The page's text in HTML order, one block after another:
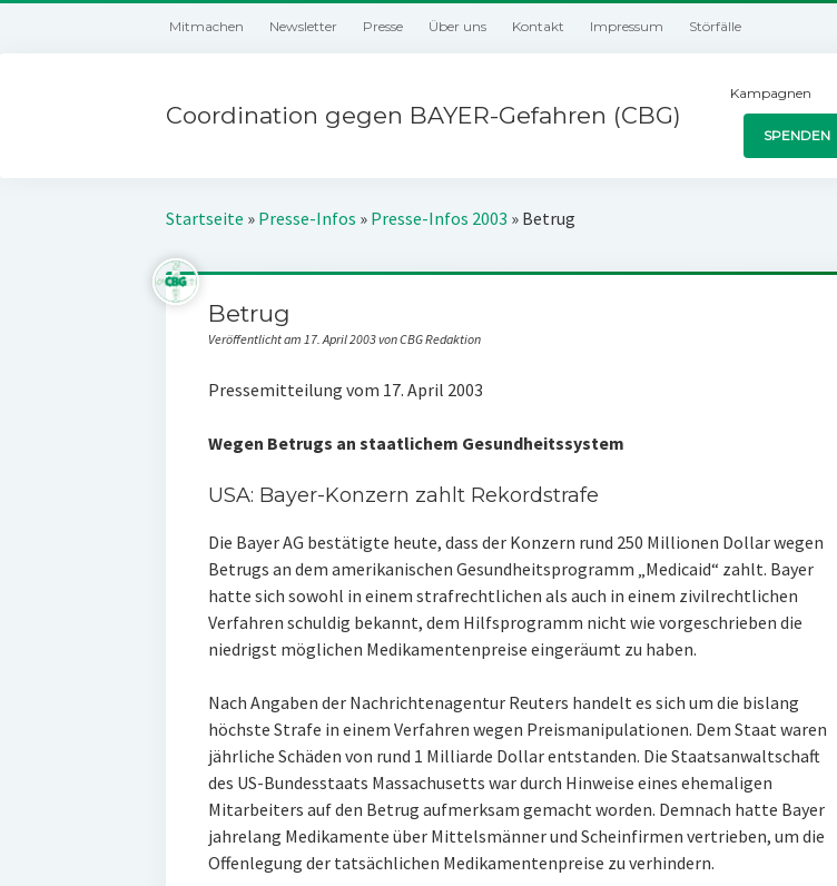
Mitmachen Newsletter Presse Über uns Kontakt Impressum Störfälle
Coordination gegen BAYER-Gefahren (CBG)
Kampagnen
SPENDEN
Startseite » Presse-Infos » Presse-Infos 2003 » Betrug
Betrug
Veröffentlicht am 17. April 2003 von CBG Redaktion
Pressemitteilung vom 17. April 2003
Wegen Betrugs an staatlichem Gesundheitssystem
USA: Bayer-Konzern zahlt Rekordstrafe
Die Bayer AG bestätigte heute, dass der Konzern rund 250 Millionen Dollar wegen
Betrugs an dem amerikanischen Gesundheitsprogramm „Medicaid“ zahlt. Bayer
hatte sich sowohl in einem strafrechtlichen als auch in einem zivilrechtlichen
Verfahren schuldig bekannt, dem Hilfsprogramm nicht wie vorgeschrieben die
niedrigst möglichen Medikamentenpreise eingeräumt zu haben.
Nach Angaben der Nachrichtenagentur Reuters handelt es sich um die bislang
höchste Strafe in einem Verfahren wegen Preismanipulationen. Dem Staat waren
jährliche Schäden von rund 1 Milliarde Dollar entstanden. Die Staatsanwaltschaft
des US-Bundesstaats Massachusetts war durch Hinweise eines ehemaligen
Mitarbeiters auf den Betrug aufmerksam gemacht worden. Demnach hatte Bayer
jahrelang Medikamente über Mittelsmänner und Scheinfirmen vertrieben, um die
Offenlegung der tatsächlichen Medikamentenpreise zu verhindern.